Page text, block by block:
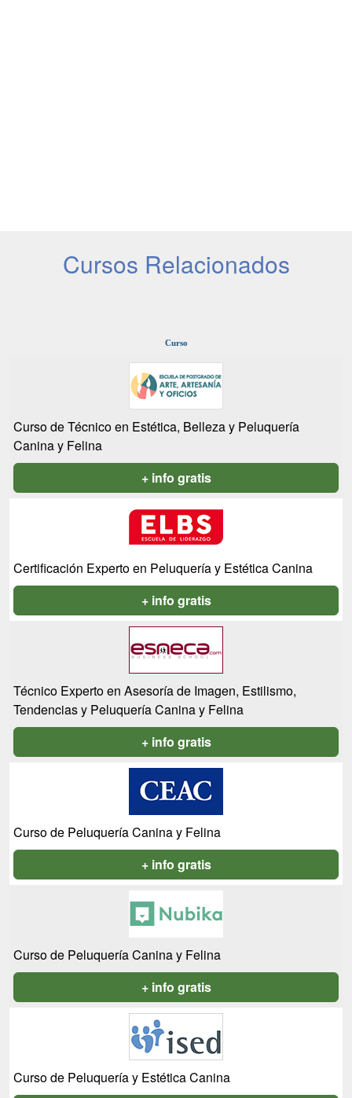
Cursos Relacionados
Curso
Curso de Técnico en Estética, Belleza y Peluquería
Canina y Felina
+ info gratis
Certificación Experto en Peluquería y Estética Canina
+ info gratis
Técnico Experto en Asesoría de Imagen, Estilismo,
Tendencias y Peluquería Canina y Felina
+ info gratis
Curso de Peluquería Canina y Felina
+ info gratis
Curso de Peluquería Canina y Felina
+ info gratis
Curso de Peluquería y Estética Canina